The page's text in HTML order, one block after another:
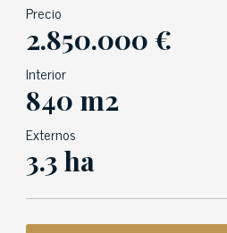
Precio
2.850.000 €
Interior
840 m2
Externos
3.3 ha